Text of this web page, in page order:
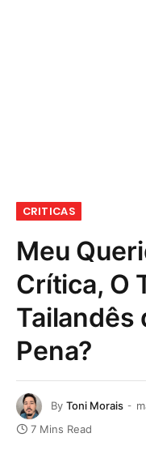
CRITICAS
Meu
Crítica, O
Tailandês
Pena?
By Toni Morais
7 Mins Read